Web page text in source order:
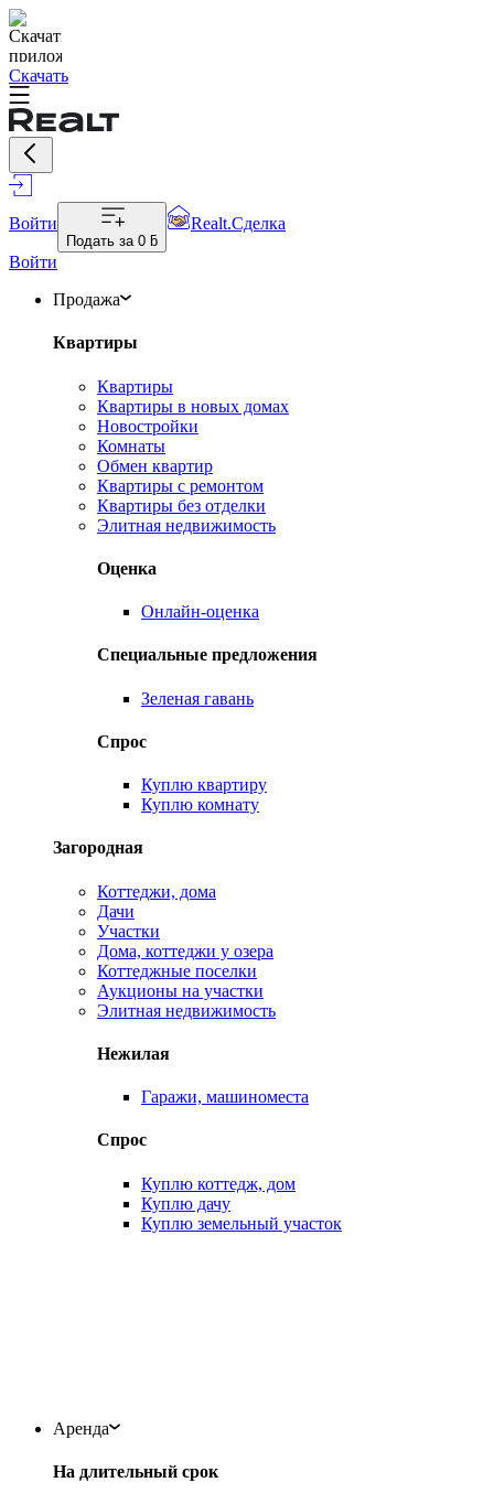
Скачать
Войти
Подать за 0 ƃ
Realt.Сделка
Войти
Продажа
Квартиры
Квартиры
Квартиры в новых домах
Новостройки
Комнаты
Обмен квартир
Квартиры с ремонтом
Квартиры без отделки
Элитная недвижимость
Оценка
Онлайн-оценка
Специальные предложения
Зеленая гавань
Спрос
Куплю квартиру
Куплю комнату
Загородная
Коттеджи, дома
Дачи
Участки
Дома, коттеджи у озера
Коттеджные поселки
Аукционы на участки
Элитная недвижимость
Нежилая
Гаражи, машиноместа
Спрос
Куплю коттедж, дом
Куплю дачу
Куплю земельный участок
Аренда
На длительный срок